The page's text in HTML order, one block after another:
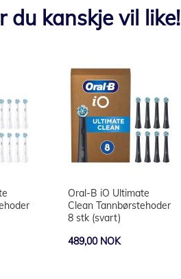
kanskje vil like!
Oral-B iO Ultimate
Clean Tannbørstehoder
8 stk (svart)
489,00 NOK